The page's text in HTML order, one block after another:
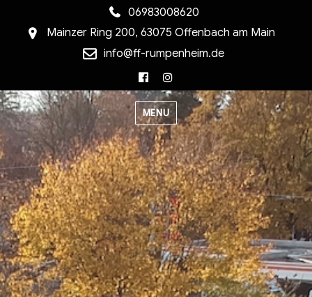
06983008620
Mainzer Ring 200, 63075 Offenbach am Main
info@ff-rumpenheim.de
Facebook
MENU